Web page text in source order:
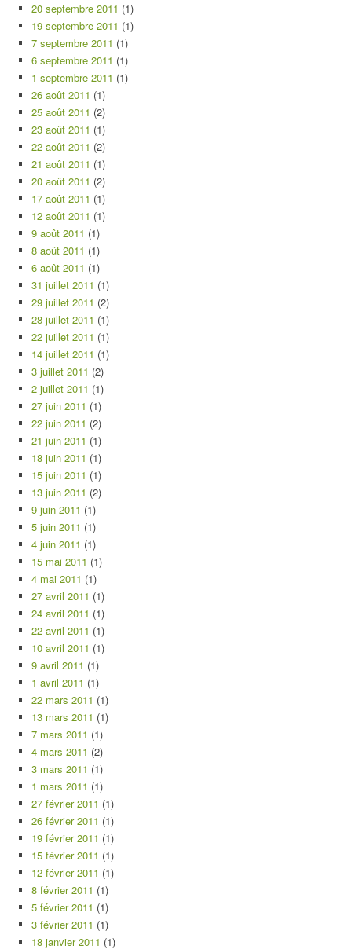
20 septembre 2011 (1)
19 septembre 2011 (1)
7 septembre 2011 (1)
6 septembre 2011 (1)
1 septembre 2011 (1)
26 août 2011 (1)
25 août 2011 (2)
23 août 2011 (1)
22 août 2011 (2)
21 août 2011 (1)
20 août 2011 (2)
17 août 2011 (1)
12 août 2011 (1)
9 août 2011 (1)
8 août 2011 (1)
6 août 2011 (1)
31 juillet 2011 (1)
29 juillet 2011 (2)
28 juillet 2011 (1)
22 juillet 2011 (1)
14 juillet 2011 (1)
3 juillet 2011 (2)
2 juillet 2011 (1)
27 juin 2011 (1)
22 juin 2011 (2)
21 juin 2011 (1)
18 juin 2011 (1)
15 juin 2011 (1)
13 juin 2011 (2)
9 juin 2011 (1)
5 juin 2011 (1)
4 juin 2011 (1)
15 mai 2011 (1)
4 mai 2011 (1)
27 avril 2011 (1)
24 avril 2011 (1)
22 avril 2011 (1)
10 avril 2011 (1)
9 avril 2011 (1)
1 avril 2011 (1)
22 mars 2011 (1)
13 mars 2011 (1)
7 mars 2011 (1)
4 mars 2011 (2)
3 mars 2011 (1)
1 mars 2011 (1)
27 février 2011 (1)
26 février 2011 (1)
19 février 2011 (1)
15 février 2011 (1)
12 février 2011 (1)
8 février 2011 (1)
5 février 2011 (1)
3 février 2011 (1)
18 janvier 2011 (1)